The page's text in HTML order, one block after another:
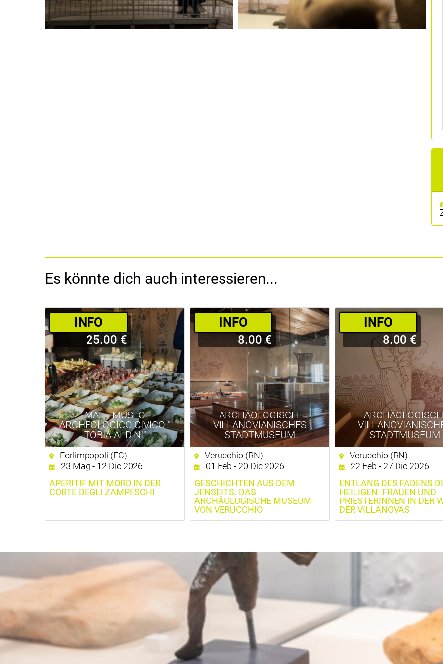
Es könnte dich auch interessieren...
MAF - MUSEO
ARCHEOLOGICO CIVICO "
TOBIA ALDINI"
­INFO
25.00 €
Forlimpopoli (FC)
23 Mag - 12 Dic 2026
APERITIF MIT MORD IN DER
CORTE DEGLI ZAMPESCHI
ARCHÄOLOGISCH-
VILLANOVIANISCHES
STADTMUSEUM
­INFO
8.00 €
Verucchio (RN)
01 Feb - 20 Dic 2026
GESCHICHTEN AUS DEM
JENSEITS. DAS
ARCHÄOLOGISCHE MUSEUM
VON VERUCCHIO
STADTMUSEUM
­INFO
8.00 €
Verucchio (RN)
22 Feb - 27 Dic 2026
ENTLANG DES FADENS
HEILIGEN. FRAUEN UND
PRIESTERINNEN IN DER
DER VILLANOVAS